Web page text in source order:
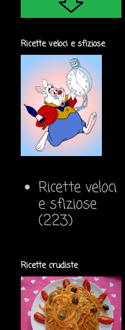
Ricette veloci e sfiziose
Ricette veloci
e sfiziose
(223)
Ricette crudiste